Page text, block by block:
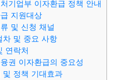
기업부 이자환급 정책 안내
지원대상
및 신청 채널
차 및 중요 사항
연락처
권 이자환급의 중요성
및 정책 기대효과